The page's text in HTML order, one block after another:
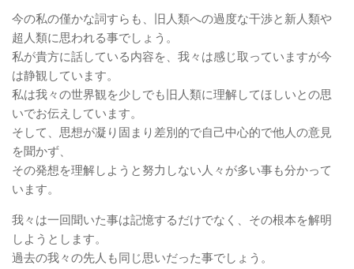
今の私の僅かな詞すらも、旧人類への過度な干渉と新人類や
超人類に思われる事でしょう。
私が貴方に話している内容を、我々は感じ取っていますが今
は静観しています。
私は我々の世界観を少しでも旧人類に理解してほしいとの思
いでお伝えしています。
そして、思想が凝り固まり差別的で自己中心的で他人の意見
を聞かず、
その発想を理解しようと努力しない人々が多い事も分かって
います。
我々は一回聞いた事は記憶するだけでなく、その根本を解明
しようとします。
過去の我々の先人も同じ思いだった事でしょう。